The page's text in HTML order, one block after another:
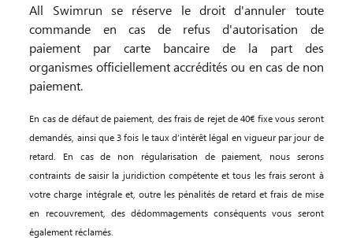
All Swimrun se réserve le droit d'annuler toute
commande en cas de refus d'autorisation de
paiement par carte bancaire de la part des
organismes officiellement accrédités ou en cas de non
paiement.
En cas de défaut de paiement, des frais de rejet de 40€ fixe vous seront
demandés, ainsi que 3 fois le taux d’intérêt légal en vigueur par jour de
retard. En cas de non régularisation de paiement, nous serons
contraints de saisir la juridiction compétente et tous les frais seront à
votre charge intégrale et, outre les pénalités de retard et frais de mise
en recouvrement, des dédommagements conséquents vous seront
également réclamés.